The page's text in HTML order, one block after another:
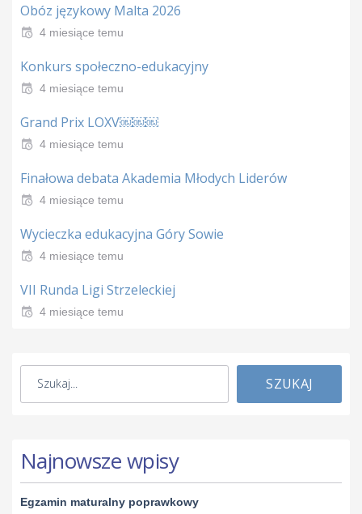
Obóz językowy Malta 2026
4 miesiące temu
Konkurs społeczno-edukacyjny
4 miesiące temu
Grand Prix LOXV￼￼￼
4 miesiące temu
Finałowa debata Akademia Młodych Liderów
4 miesiące temu
Wycieczka edukacyjna Góry Sowie
4 miesiące temu
VII Runda Ligi Strzeleckiej
4 miesiące temu
SZUKAJ
Najnowsze wpisy
Egzamin maturalny poprawkowy